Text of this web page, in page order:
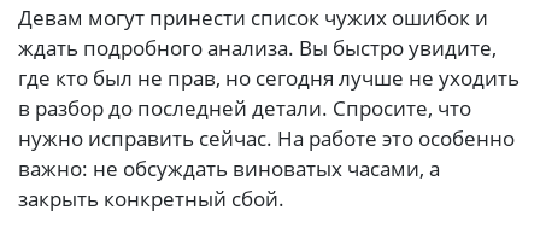
Девам могут принести список чужих ошибок и
ждать подробного анализа. Вы быстро увидите,
где кто был не прав, но сегодня лучше не уходить
в разбор до последней детали. Спросите, что
нужно исправить сейчас. На работе это особенно
важно: не обсуждать виноватых часами, а
закрыть конкретный сбой.